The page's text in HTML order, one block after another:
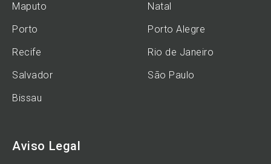
Maputo
Natal
Porto
Porto Alegre
Recife
Rio de Janeiro
Salvador
São Paulo
Bissau
Aviso Legal